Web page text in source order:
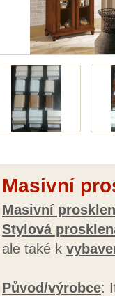
Masivní
Masivní
Stylová
ale také k
Původ/výrobce: